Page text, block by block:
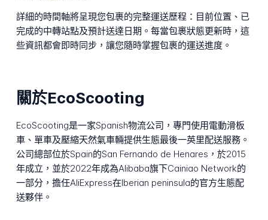
詳細的時間軸將呈現您包裹的完整運送歷程：目前位置、已
完成的中轉站點及預計送達日期。每當包裹狀態更新時，這
些資訊都會即時同步，讓您隨時掌握包裹的運送進度。
關於EcoScooting
EcoScooting是一家Spanish物流公司，專門使用電動滑板
車、單車及壓縮天然氣車輛提供生態最後一英里配送服務。
公司總部位於Spain的San Fernando de Henares，於2015
年成立，並於2022年成為Alibaba旗下Cainiao Network的
一部分，擔任AliExpress在Iberian peninsula的官方生態配
送夥伴。